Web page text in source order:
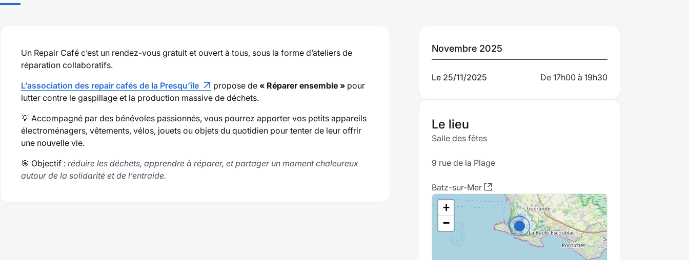
Un Repair Café c’est un rendez-vous gratuit et ouvert à tous, sous la forme d’ateliers de
réparation collaboratifs.
L’association des repair cafés de la Presqu’île
propose de « Réparer ensemble » pour
lutter contre le gaspillage et la production massive de déchets.
💡 Accompagné par des bénévoles passionnés, vous pourrez apporter vos petits appareils
électroménagers, vêtements, vélos, jouets ou objets du quotidien pour tenter de leur offrir
une nouvelle vie.
🎯 Objectif : réduire les déchets, apprendre à réparer, et partager un moment chaleureux
autour de la solidarité et de l’entraide.
Dates
importantes
venir
Novembre 2025
Le 25/11/2025 De 17h00 à 19h30
Le lieu
Salle des fêtes
9 rue de la Plage
Batz-sur-Mer
+
−